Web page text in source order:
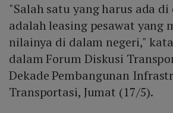
"Salah satu yang harus ada
adalah leasing pesawat yang
nilainya di dalam negeri,"
dalam Forum Diskusi
Dekade Pembangunan
Transportasi, Jumat (17/5).